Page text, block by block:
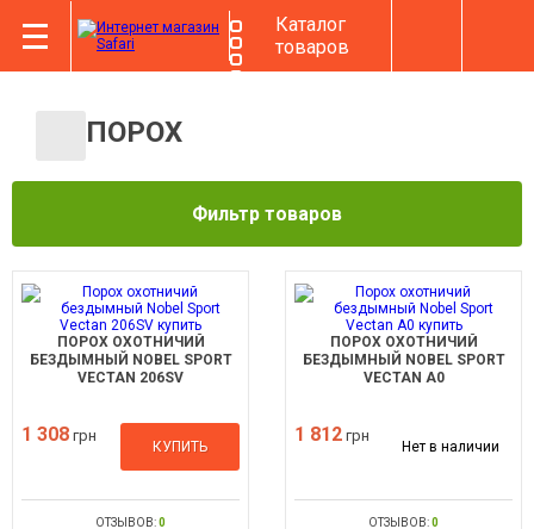
Каталог
товаров
ПОРОХ
Фильтр товаров
ПОРОХ ОХОТНИЧИЙ
БЕЗДЫМНЫЙ NOBEL SPORT
VECTAN 206SV
1 308 грн
КУПИТЬ
ОТЗЫВОВ:0
ПОРОХ ОХОТНИЧИЙ
БЕЗДЫМНЫЙ NOBEL SPORT
VECTAN А0
1 812 грн
Нет в наличии
ОТЗЫВОВ:0